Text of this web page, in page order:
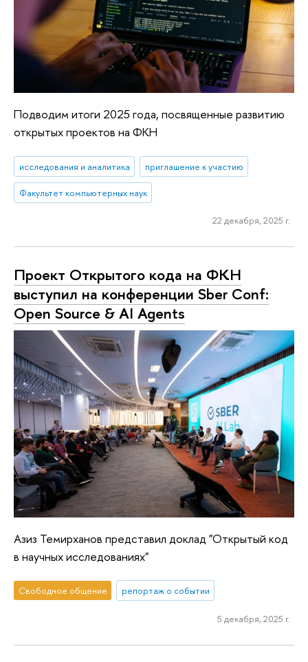
Подводим итоги 2025 года, посвященные развитию
открытых проектов на ФКН
исследования и аналитика приглашение к участию
Факультет компьютерных наук
22 декабря, 2025 г.
Проект Открытого кода на ФКН
выступил на конференции Sber Conf:
Open Source & AI Agents
Азиз Темирханов представил доклад "Открытый код
в научных исследованиях"
Свободное общение репортаж о событии
5 декабря, 2025 г.